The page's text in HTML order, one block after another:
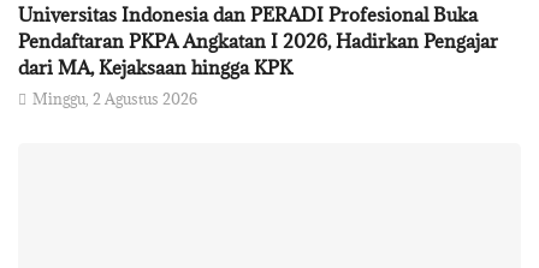
Universitas Indonesia dan PERADI Profesional Buka
Pendaftaran PKPA Angkatan I 2026, Hadirkan Pengajar
dari MA, Kejaksaan hingga KPK
Minggu, 2 Agustus 2026